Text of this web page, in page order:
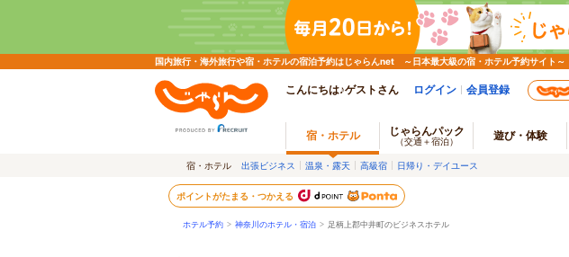
国内旅行・海外旅行や宿・ホテルの宿泊予約はじゃらんnet ～日本最大級の宿・ホテル予約サイト～
こんにちは♪ゲストさん ログイン 会員登録
宿・ホテル じゃらんパック
（交通＋宿泊） 遊び・体験
宿・ホテル 出張ビジネス 温泉・露天 高級宿 日帰り・デイユース
ポイントがたまる・つかえる
ホテル予約 > 神奈川のホテル・宿泊 > 足柄上郡中井町のビジネスホテル